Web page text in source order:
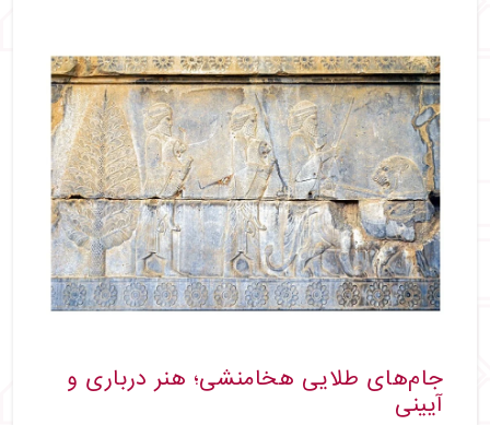
جام‌های طلایی هخامنشی؛ هنر درباری و
آیینی